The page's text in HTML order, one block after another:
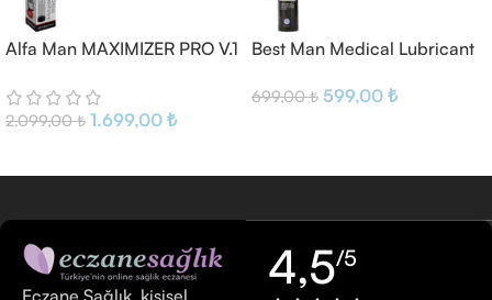
Alfa Man MAXIMIZER PRO V.1
2.099,00₺ 1.699,00 ₺
Best Man Medical Lubricant
699,00₺ 599,00 ₺
4,5/5